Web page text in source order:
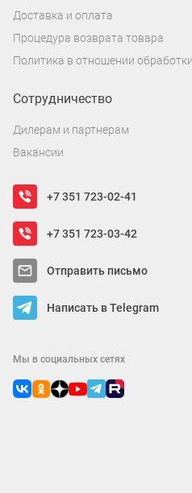
Доставка и оплата
Процедура возврата товара
Политика в отношении
Сотрудничество
Дилерам и партнерам
Вакансии
+7 351 723-02-41
+7 351 723-03-42
Отправить письмо
Написать в Telegram
Мы в социальных сетях